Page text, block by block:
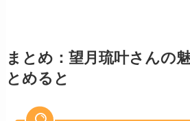
まとめ：望月琉叶さんの
とめると